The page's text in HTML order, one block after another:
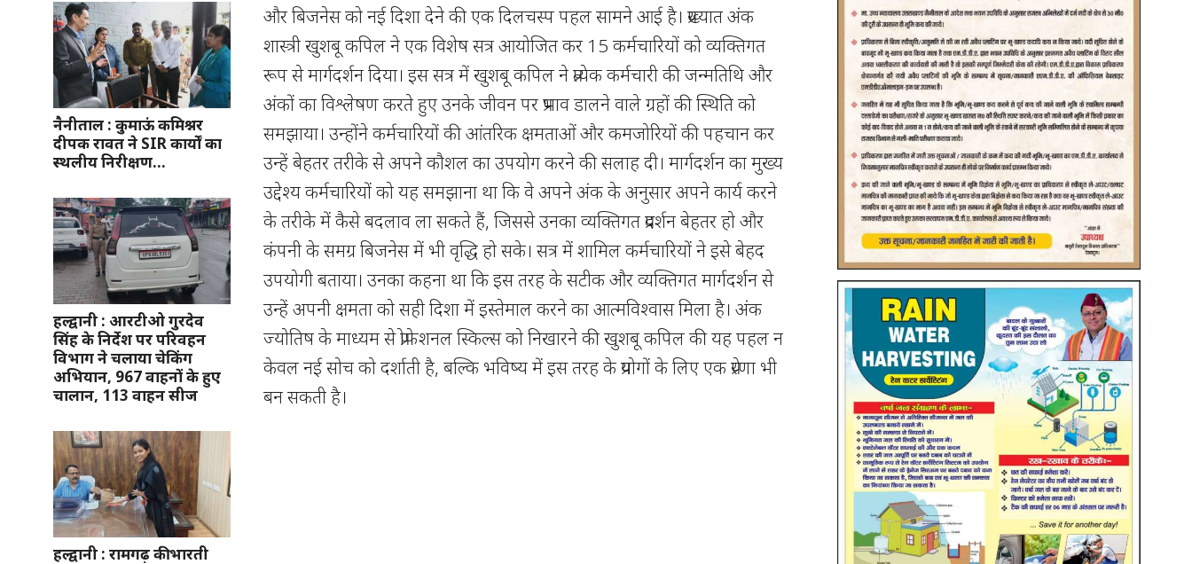
नैनीताल : कुमाऊं कमिश्नर
दीपक रावत ने SIR कार्यों का
स्थलीय निरीक्षण…
हल्द्वानी : आरटीओ गुरदेव
सिंह के निर्देश पर परिवहन
विभाग ने चलाया चेकिंग
अभियान, 967 वाहनों के हुए
चालान, 113 वाहन सीज
हल्द्वानी : रामगढ़ की भारती
और बिजनेस को नई दिशा देने की एक दिलचस्प पहल सामने आई है। प्रख्यात अंक
शास्त्री खुशबू कपिल ने एक विशेष सत्र आयोजित कर 15 कर्मचारियों को व्यक्तिगत
रूप से मार्गदर्शन दिया। इस सत्र में खुशबू कपिल ने प्रत्येक कर्मचारी की जन्मतिथि और
अंकों का विश्लेषण करते हुए उनके जीवन पर प्रभाव डालने वाले ग्रहों की स्थिति को
समझाया। उन्होंने कर्मचारियों की आंतरिक क्षमताओं और कमजोरियों की पहचान कर
उन्हें बेहतर तरीके से अपने कौशल का उपयोग करने की सलाह दी। मार्गदर्शन का मुख्य
उद्देश्य कर्मचारियों को यह समझाना था कि वे अपने अंक के अनुसार अपने कार्य करने
के तरीके में कैसे बदलाव ला सकते हैं, जिससे उनका व्यक्तिगत प्रदर्शन बेहतर हो और
कंपनी के समग्र बिजनेस में भी वृद्धि हो सके। सत्र में शामिल कर्मचारियों ने इसे बेहद
उपयोगी बताया। उनका कहना था कि इस तरह के सटीक और व्यक्तिगत मार्गदर्शन से
उन्हें अपनी क्षमता को सही दिशा में इस्तेमाल करने का आत्मविश्वास मिला है। अंक
ज्योतिष के माध्यम से प्रोफेशनल स्किल्स को निखारने की खुशबू कपिल की यह पहल न
केवल नई सोच को दर्शाती है, बल्कि भविष्य में इस तरह के प्रयोगों के लिए एक प्रेरणा भी
बन सकती है।